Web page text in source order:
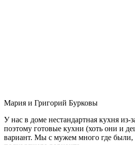
Мария и Григорий Бурковы
У нас в доме нестандартная кухня из-
поэтому готовые кухни (хоть они и
вариант. Мы с мужем много где